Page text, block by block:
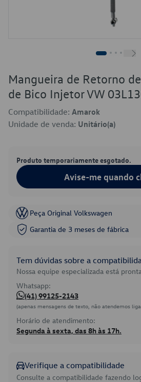
Mangueira de Retorno
de Bico Injetor VW
Compatibilidade: Amarok
Unidade de venda: Unitário(a)
Produto temporariamente esgotado.
Avise-me quando
Peça Original Volkswagen
Garantia de 3 meses de fábrica
Tem dúvidas sobre a
Nossa equipe especializada está
Whatsapp:
(41) 99125-2143
(apenas mensagens de texto, não atendemos
Horário de atendimento:
Segunda à sexta, das 8h às 17h.
Verifique a compatibilidade
Consulte a compatibilidade fazendo